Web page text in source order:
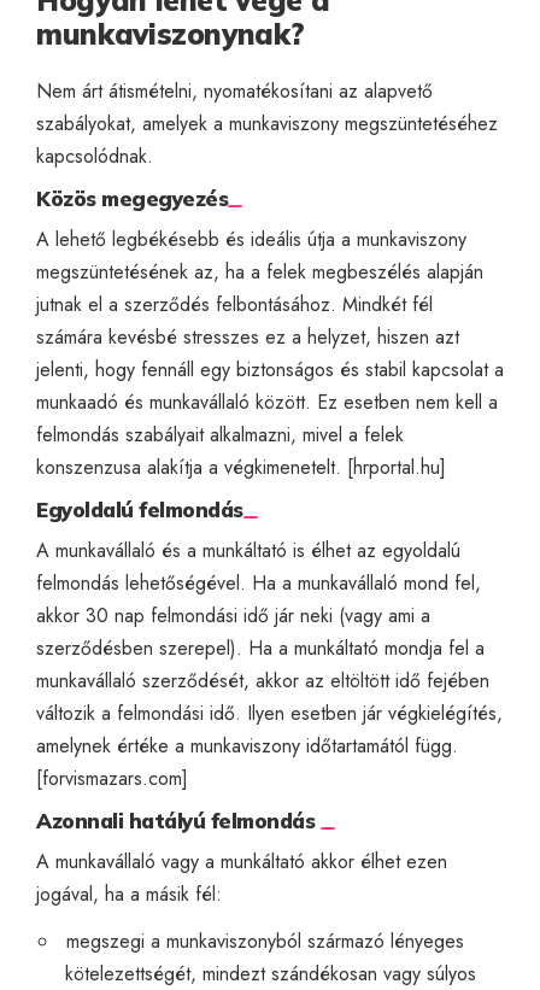
munkaviszonynak?
Nem árt átismételni, nyomatékosítani az alapvető
szabályokat, amelyek a munkaviszony megszüntetéséhez
kapcsolódnak.
Közös megegyezés
A lehető legbékésebb és ideális útja a munkaviszony
megszüntetésének az, ha a felek megbeszélés alapján
jutnak el a szerződés felbontásához. Mindkét fél
számára kevésbé stresszes ez a helyzet, hiszen azt
jelenti, hogy fennáll egy biztonságos és stabil kapcsolat a
munkaadó és munkavállaló között. Ez esetben nem kell a
felmondás szabályait alkalmazni, mivel a felek
konszenzusa alakítja a végkimenetelt. [hrportal.hu]
Egyoldalú felmondás
A munkavállaló és a munkáltató is élhet az egyoldalú
felmondás lehetőségével. Ha a munkavállaló mond fel,
akkor 30 nap felmondási idő jár neki (vagy ami a
szerződésben szerepel). Ha a munkáltató mondja fel a
munkavállaló szerződését, akkor az eltöltött idő fejében
változik a felmondási idő. Ilyen esetben jár végkielégítés,
amelynek értéke a munkaviszony időtartamától függ.
[forvismazars.com]
Azonnali hatályú felmondás
A munkavállaló vagy a munkáltató akkor élhet ezen
jogával, ha a másik fél:
megszegi a munkaviszonyból származó lényeges
kötelezettségét, mindezt szándékosan vagy súlyos